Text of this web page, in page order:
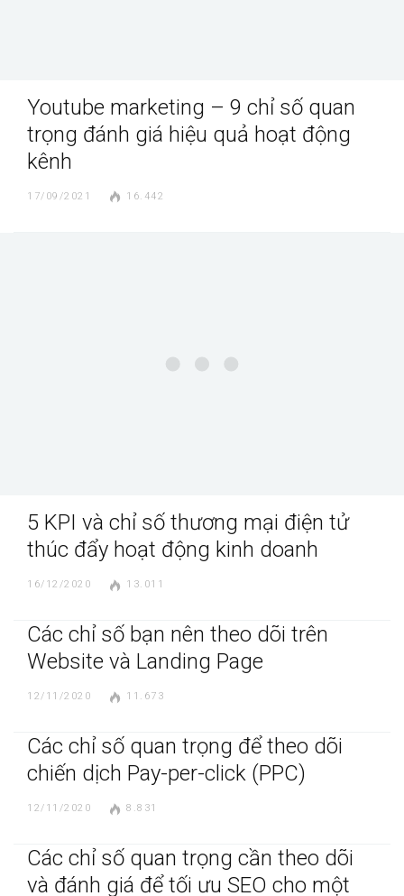
Youtube marketing – 9 chỉ số quan
trọng đánh giá hiệu quả hoạt động
kênh
17/09/2021 16.442
5 KPI và chỉ số thương mại điện tử
thúc đẩy hoạt động kinh doanh
16/12/2020 13.011
Các chỉ số bạn nên theo dõi trên
Website và Landing Page
12/11/2020 11.673
Các chỉ số quan trọng để theo dõi
chiến dịch Pay-per-click (PPC)
12/11/2020 8.831
Các chỉ số quan trọng cần theo dõi
và đánh giá để tối ưu SEO cho một